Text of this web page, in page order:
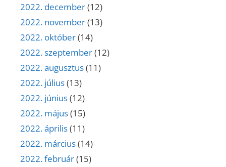
2022. december(12)
2022. november(13)
2022. október(14)
2022. szeptember(12)
2022. augusztus(11)
2022. július(13)
2022. június(12)
2022. május(15)
2022. április(11)
2022. március(14)
2022. február(15)